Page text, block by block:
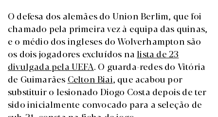
O defesa dos alemães do Union Berlim, que foi
chamado pela primeira vez à equipa das quinas,
e o médio dos ingleses do Wolverhampton são
os dois jogadores excluídos na lista de 23
divulgada pela UEFA. O guarda-redes do Vitória
de Guimarães Celton Biai, que acabou por
substituir o lesionado Diogo Costa depois de ter
sido inicialmente convocado para a seleção de